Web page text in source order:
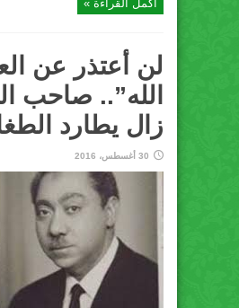
أكمل القراءة »
لن أعتذر عن
الله”.. صاحب
زال يطارد
30 أغسطس، 2016